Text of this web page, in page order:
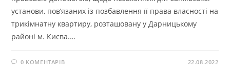
установи, пов’язаних із позбавлення її права власності на
трикімнатну квартиру, розташовану у Дарницькому
районі м. Києва.…
0 КОМЕНТАРІВ 22.08.2022